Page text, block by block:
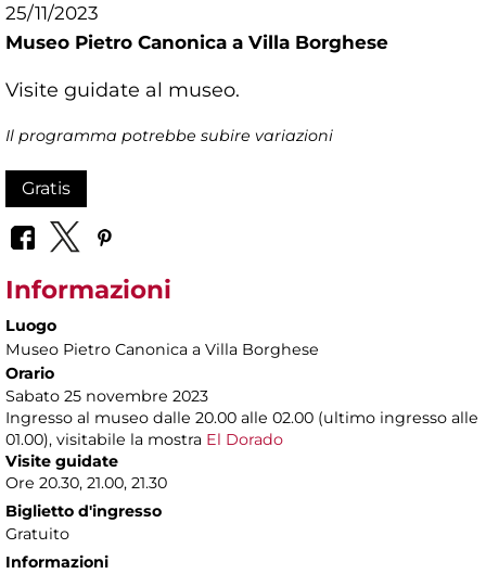
25/11/2023
Museo Pietro Canonica a Villa Borghese
Visite guidate al museo.
Il programma potrebbe subire variazioni
Gratis
Informazioni
Luogo
Museo Pietro Canonica a Villa Borghese
Orario
Sabato 25 novembre 2023
Ingresso al museo dalle 20.00 alle 02.00 (ultimo ingresso alle
01.00), visitabile la mostra El Dorado
Visite guidate
Ore 20.30, 21.00, 21.30
Biglietto d'ingresso
Gratuito
Informazioni